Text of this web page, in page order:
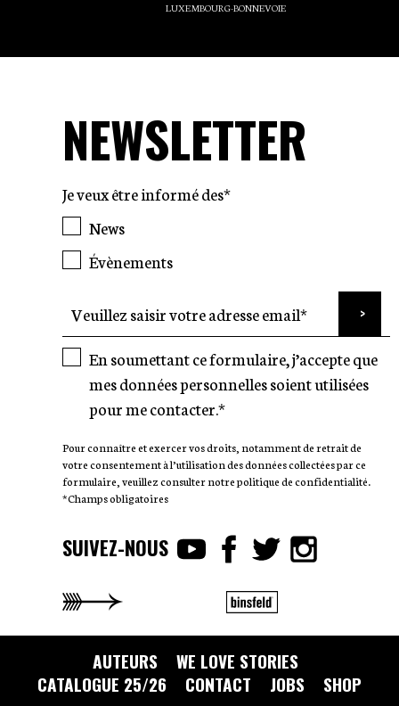
LUXEMBOURG-BONNEVOIE
NEWSLETTER
Je veux être informé des*
News
Évènements
En soumettant ce formulaire, j’accepte que
mes données personnelles soient utilisées
pour me contacter.*
Pour connaître et exercer vos droits, notamment de retrait de
votre consentement à l’utilisation des données collectées par ce
formulaire, veuillez consulter notre politique de confidentialité.
*Champs obligatoires
SUIVEZ-NOUS
AUTEURS
WE LOVE STORIES
CATALOGUE 25/26
CONTACT JOBS SHOP